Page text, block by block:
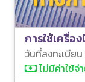
การใช้เครื่อ
วันที่ลงทะเบีย
ไม่มีค่าใช้จ่